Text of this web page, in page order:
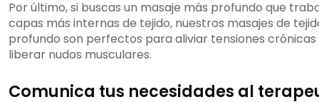
Por último, si buscas un masaje más profundo que
capas más internas de tejido, nuestros masajes de
profundo son perfectos para aliviar tensiones crónicas
liberar nudos musculares.
Comunica tus necesidades al